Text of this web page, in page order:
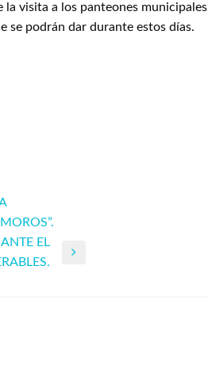
visita a los panteones municipales
se podrán dar durante estos días.
EL